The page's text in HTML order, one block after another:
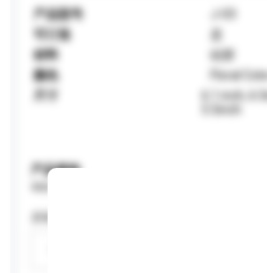
产品型号
可订造
是
材料
硅胶
颜色
Floral
6.1 inch,
产品规格